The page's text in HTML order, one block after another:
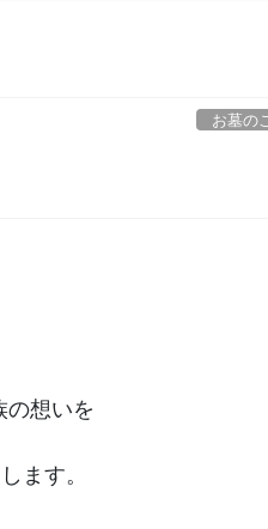
お墓の
の想いを
ます。